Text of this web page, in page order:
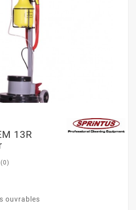
13R
(0)
ouvrables